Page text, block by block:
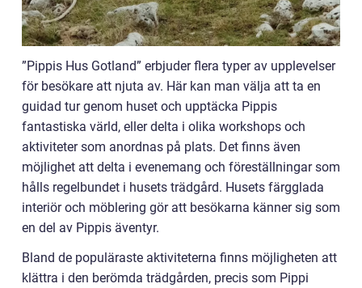
”Pippis Hus Gotland” erbjuder flera typer av upplevelser
för besökare att njuta av. Här kan man välja att ta en
guidad tur genom huset och upptäcka Pippis
fantastiska värld, eller delta i olika workshops och
aktiviteter som anordnas på plats. Det finns även
möjlighet att delta i evenemang och föreställningar som
hålls regelbundet i husets trädgård. Husets färgglada
interiör och möblering gör att besökarna känner sig som
en del av Pippis äventyr.
Bland de populäraste aktiviteterna finns möjligheten att
klättra i den berömda trädgården, precis som Pippi